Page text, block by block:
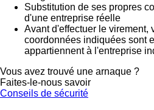
Substitution de ses propres
d'une entreprise réelle
Avant d'effectuer le virement,
coordonnées indiquées sont
appartiennent à l'entreprise
Vous avez trouvé une arnaque ?
Faites-le-nous savoir
Conseils de sécurité